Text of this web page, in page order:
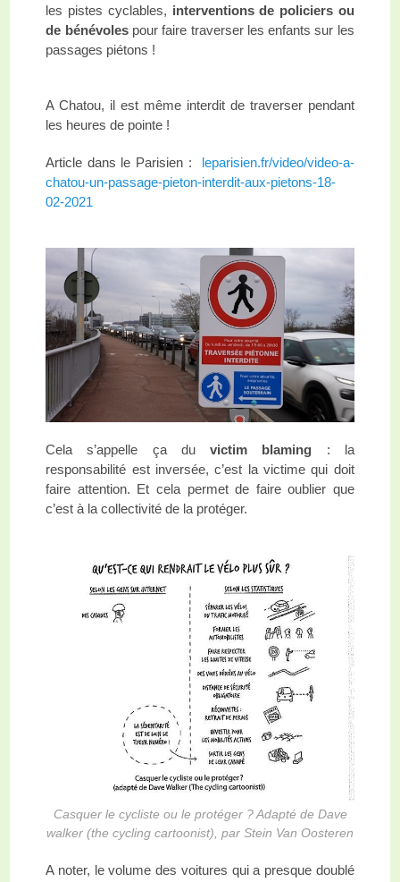
les pistes cyclables, interventions de policiers ou
de bénévolespour faire traverser les enfants sur les
passages piétons !
A Chatou, il est même interdit de traverser pendant
les heures de pointe !
Article dans le Parisien : leparisien.fr/video/video-a-
chatou-un-passage-pieton-interdit-aux-pietons-18-
02-2021
Cela s’appelle ça duvictim blaming : la
responsabilité est inversée, c’est la victime qui doit
faire attention. Et cela permet de faire oublier que
c’est à la collectivité de la protéger.
Casquer le cycliste ou le protéger ? Adapté de Dave
walker (the cycling cartoonist), par Stein Van Oosteren
A noter, le volume des voitures qui a presque doublé